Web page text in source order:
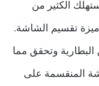
الكثير من
ميزة تقسيم الشاشة.
وتحقق مما
المنقسمة على